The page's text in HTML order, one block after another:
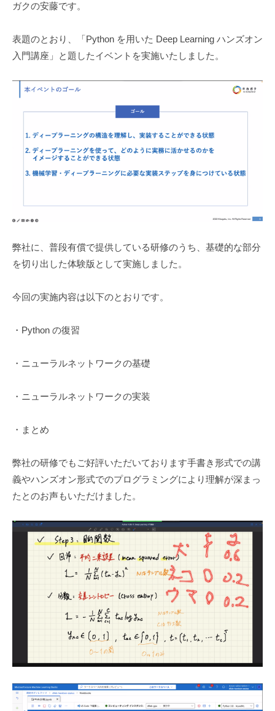
ガクの安藤です。
表題のとおり、「Python を用いた Deep Learning ハンズオン
入門講座」と題したイベントを実施いたしました。
弊社に、普段有償で提供している研修のうち、基礎的な部分
を切り出した体験版として実施しました。
今回の実施内容は以下のとおりです。
・Python の復習
・ニューラルネットワークの基礎
・ニューラルネットワークの実装
・まとめ
弊社の研修でもご好評いただいております手書き形式での講
義やハンズオン形式でのプログラミングにより理解が深まっ
たとのお声もいただけました。